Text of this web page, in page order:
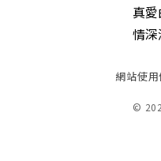
真
情
網站使
©